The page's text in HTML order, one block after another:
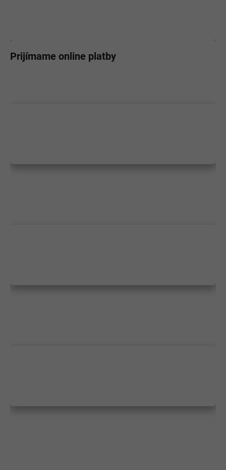
Prijímame online platby